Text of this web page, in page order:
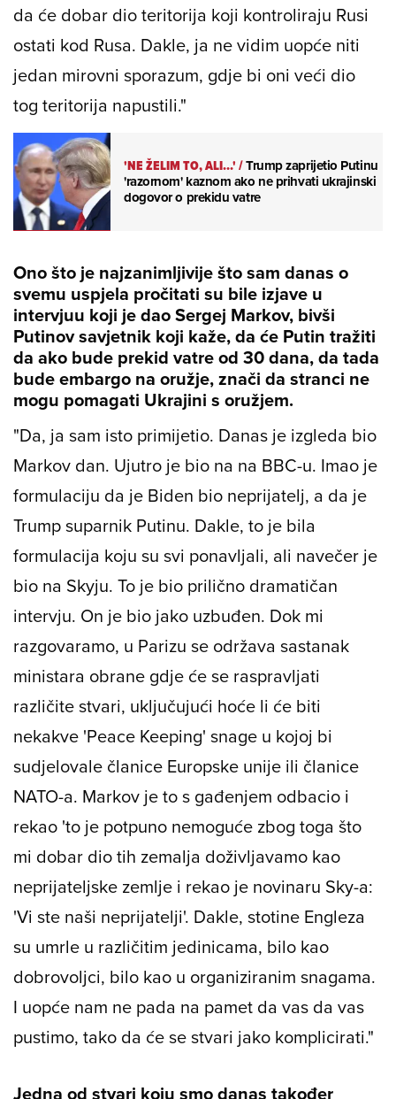
da će dobar dio teritorija koji kontroliraju Rusi
ostati kod Rusa. Dakle, ja ne vidim uopće niti
jedan mirovni sporazum, gdje bi oni veći dio
tog teritorija napustili."
'NE ŽELIM TO, ALI...'/Trump zaprijetio Putinu
'razornom' kaznom ako ne prihvati ukrajinski
dogovor o prekidu vatre
Ono što je najzanimljivije što sam danas o
svemu uspjela pročitati su bile izjave u
intervjuu koji je dao Sergej Markov, bivši
Putinov savjetnik koji kaže, da će Putin tražiti
da ako bude prekid vatre od 30 dana, da tada
bude embargo na oružje, znači da stranci ne
mogu pomagati Ukrajini s oružjem.
"Da, ja sam isto primijetio. Danas je izgleda bio
Markov dan. Ujutro je bio na na BBC-u. Imao je
formulaciju da je Biden bio neprijatelj, a da je
Trump suparnik Putinu. Dakle, to je bila
formulacija koju su svi ponavljali, ali navečer je
bio na Skyju. To je bio prilično dramatičan
intervju. On je bio jako uzbuđen. Dok mi
razgovaramo, u Parizu se održava sastanak
ministara obrane gdje će se raspravljati
različite stvari, uključujući hoće li će biti
nekakve 'Peace Keeping' snage u kojoj bi
sudjelovale članice Europske unije ili članice
NATO-a. Markov je to s gađenjem odbacio i
rekao 'to je potpuno nemoguće zbog toga što
mi dobar dio tih zemalja doživljavamo kao
neprijateljske zemlje i rekao je novinaru Sky-a:
'Vi ste naši neprijatelji'. Dakle, stotine Engleza
su umrle u različitim jedinicama, bilo kao
dobrovoljci, bilo kao u organiziranim snagama.
I uopće nam ne pada na pamet da vas da vas
pustimo, tako da će se stvari jako komplicirati."
Jedna od stvari koju smo danas također